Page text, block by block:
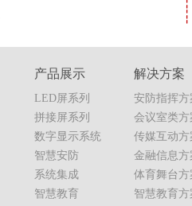
产品展示
LED屏系列
拼接屏系列
数字显示系统
智慧安防
系统集成
智慧教育
解决方案
安防指挥方
会议室类方
传媒互动方
金融信息方
体育舞台方
智慧教育方